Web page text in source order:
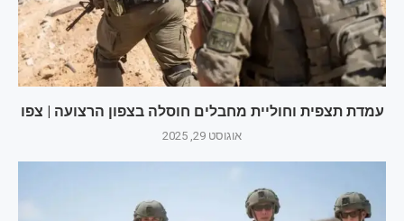
עמדת תצפית וחוליית מחבלים חוסלה בצפון הרצועה | צפו
אוגוסט 29, 2025